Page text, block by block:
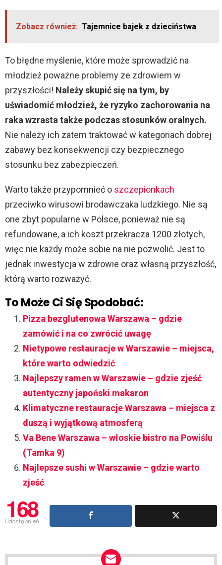
V
i
d
e
o
Zobacz również: Tajemnice bajek z dzieciństwa
To błędne myślenie, które może sprowadzić na
młodzież poważne problemy ze zdrowiem w
przyszłości! Należy skupić się na tym, by
uświadomić młodzież, że ryzyko zachorowania na
raka wzrasta także podczas stosunków oralnych.
Nie należy ich zatem traktować w kategoriach dobrej
zabawy bez konsekwencji czy bezpiecznego
stosunku bez zabezpieczeń.
Warto także przypomnieć o szczepionkach
przeciwko wirusowi brodawczaka ludzkiego. Nie są
one zbyt popularne w Polsce, ponieważ nie są
refundowane, a ich koszt przekracza 1200 złotych,
więc nie każdy może sobie na nie pozwolić. Jest to
jednak inwestycja w zdrowie oraz własną przyszłość,
którą warto rozważyć.
To Może Ci Się Spodobać:
Pizza bezglutenowa Warszawa – gdzie
zamówić i na co zwrócić uwagę
Nietypowe restauracje w Warszawie – miejsca,
które warto odwiedzić
Najlepszy ramen w Warszawie – gdzie zjeść
autentyczny japoński makaron
Klimatyczne restauracje Warszawa – miejsca z
duszą i wyjątkową atmosferą
Va Bene Warszawa – włoskie bistro na Powiślu
(Tamka 9)
Najlepsze sushi w Warszawie – gdzie warto
zjeść
168
Udostępnień